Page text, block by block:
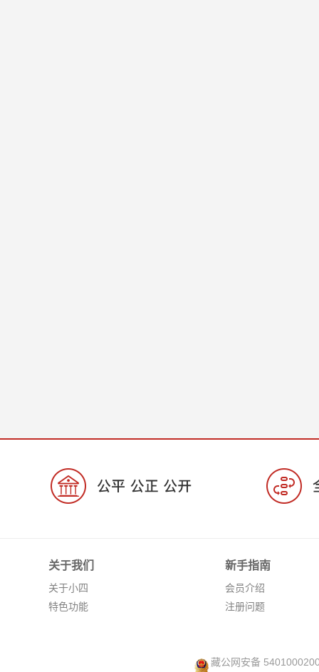
关于我们
关于小四
特色功能
新手指南
会员介绍
注册问题
藏公网安备